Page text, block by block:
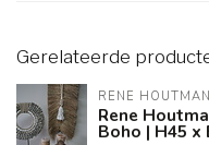
Gerelateerde
RENE HOUTMAN
Rene
Boho | H45 x